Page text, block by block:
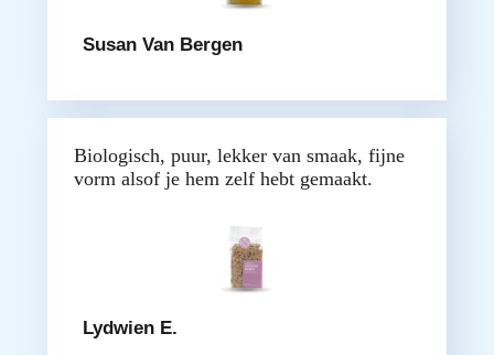
Susan Van Bergen
Biologisch, puur, lekker van smaak, fijne
vorm alsof je hem zelf hebt gemaakt.
Lydwien E.